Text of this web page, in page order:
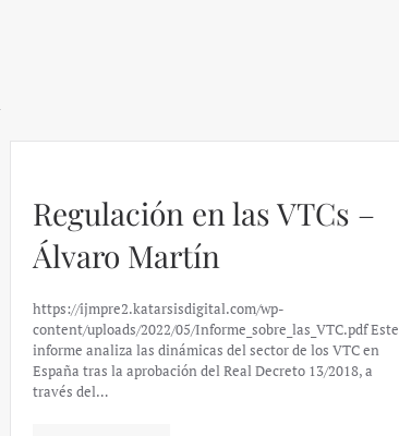
Regulación en las VTCs –
Álvaro Martín
https://ijmpre2.katarsisdigital.com/wp-
content/uploads/2022/05/Informe_sobre_las_VTC.pdf Este
informe analiza las dinámicas del sector de los VTC en
España tras la aprobación del Real Decreto 13/2018, a
través del…